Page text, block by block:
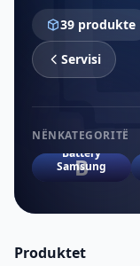
39 produkte
Servisi
NËNKATEGORITË
B
Battery
Samsung
Produktet